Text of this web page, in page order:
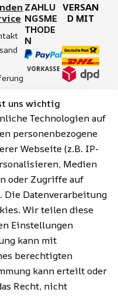
uns wichtig
Technologien auf
personenbezogene
Webseite (z.B. IP-
Medien
oder Zugriffe auf
Die Datenverarbeitung
Wir teilen diese
Einstellungen
kann mit
berechtigten
kann erteilt oder
Recht, nicht
ZAHLU
NGSME
THODE
N
VERSAN
D MIT
|
|
|